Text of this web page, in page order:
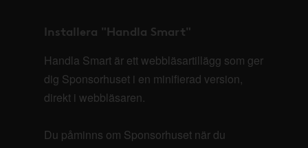
Installera "Handla Smart"
Handla Smart är ett webbläsartillägg som ger
dig Sponsorhuset i en minifierad version,
direkt i webbläsaren.
Du påminns om Sponsorhuset när du